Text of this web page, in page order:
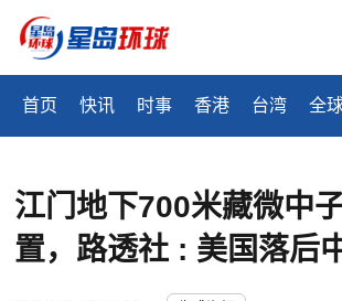
首页 快讯 时事 香港 台湾 全
江门地下700米藏微中
置，路透社 : 美国落后